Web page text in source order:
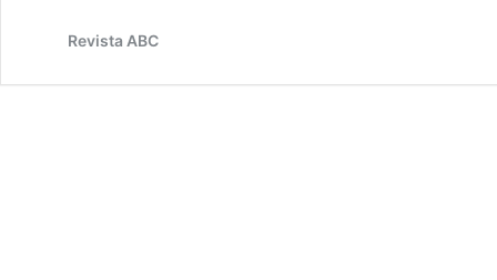
Revista ABC